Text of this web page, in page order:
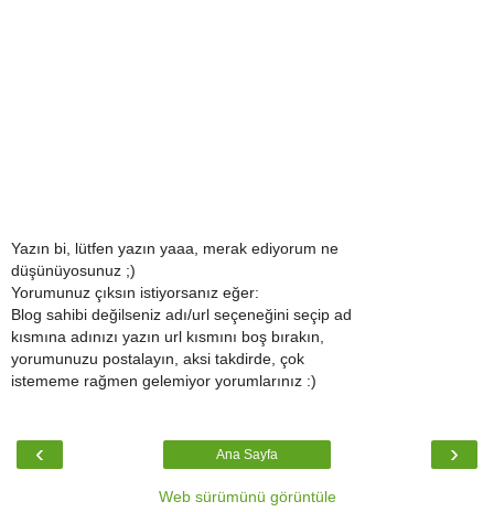
Yazın bi, lütfen yazın yaaa, merak ediyorum ne
düşünüyosunuz ;)
Yorumunuz çıksın istiyorsanız eğer:
Blog sahibi değilseniz adı/url seçeneğini seçip ad
kısmına adınızı yazın url kısmını boş bırakın,
yorumunuzu postalayın, aksi takdirde, çok
istememe rağmen gelemiyor yorumlarınız :)
‹ ›
Ana Sayfa
Web sürümünü görüntüle